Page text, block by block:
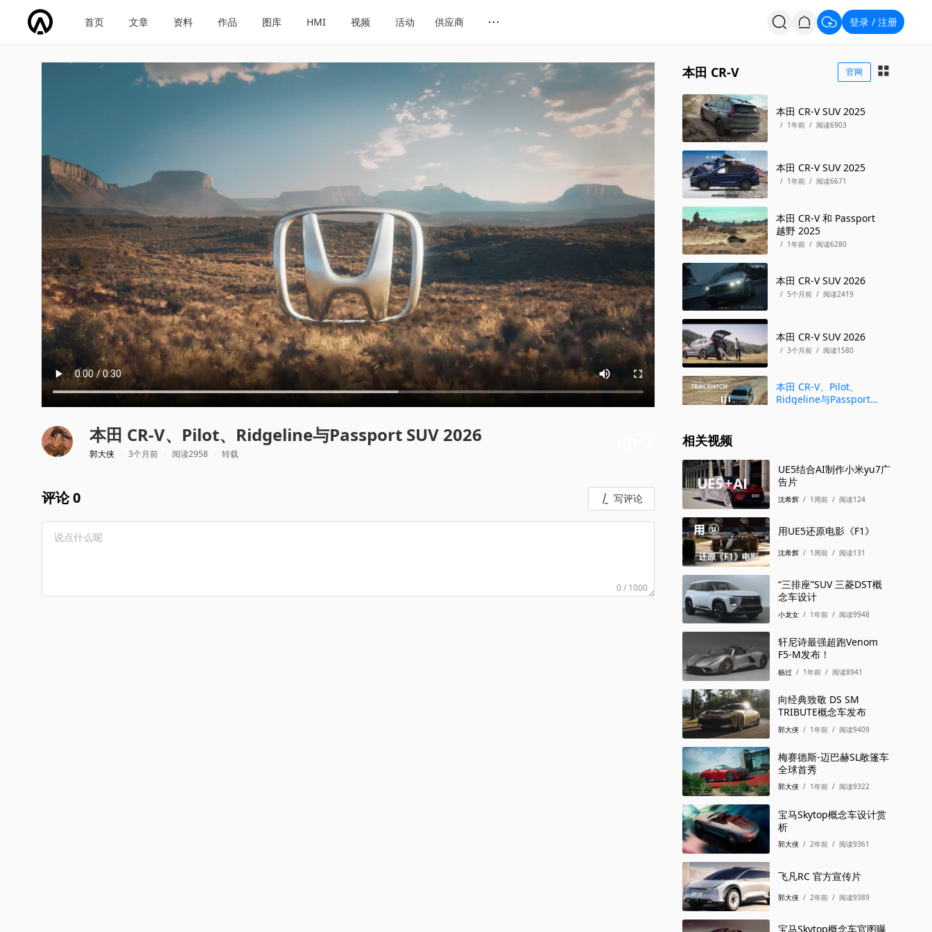
首页 文章 资料 作品 图库 HMI 视频 活动 供应商 登录 / 注册
本田 CR-V、Pilot、Ridgeline与Passport SUV 2026
郭大侠 3个月前 阅读2958 转载
评论 0 写评论
0 / 1000
本田 CR-V 官网
本田 CR-V SUV 2025
/ 1年前 / 阅读6903
本田 CR-V SUV 2025
/ 1年前 / 阅读6671
本田 CR-V 和 Passport
越野 2025
/ 1年前 / 阅读6280
本田 CR-V SUV 2026
/ 5个月前 / 阅读2419
本田 CR-V SUV 2026
/ 3个月前 / 阅读1580
本田 CR-V、Pilot、
Ridgeline与Passport
1个月前 阅读870
相关视频
UE5结合AI制作小米yu7广
告片
沈希辉 / 1周前 / 阅读124
用UE5还原电影《F1》
沈希辉 / 1周前 / 阅读131
“三排座”SUV 三菱DST概
念车设计
小龙女 / 1年前 / 阅读9948
轩尼诗最强超跑Venom
F5-M发布！
杨过 / 1年前 / 阅读8941
向经典致敬 DS SM
TRIBUTE概念车发布
郭大侠 / 1年前 / 阅读9409
梅赛德斯-迈巴赫SL敞篷车
全球首秀
郭大侠 / 1年前 / 阅读9322
宝马Skytop概念车设计赏
析
郭大侠 / 2年前 / 阅读9361
飞凡RC 官方宣传片
郭大侠 / 2年前 / 阅读9389
宝马Skytop概念车官图曝